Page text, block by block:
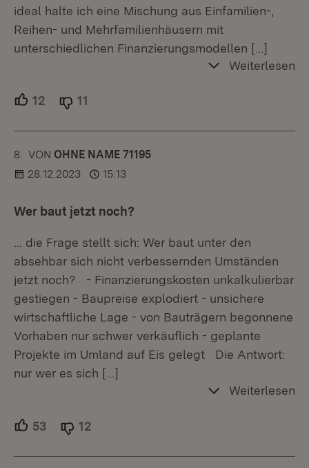
ideal halte ich eine Mischung aus Einfamilien-,
Reihen- und Mehrfamilienhäusern mit
unterschiedlichen Finanzierungsmodellen […]
Weiterlesen
12 Unterstützer.
11
8. KOMMENTAR
VON :OHNE NAME 71195
28.12.2023
15:13
Wer baut jetzt noch?
... die Frage stellt sich: Wer baut unter den
absehbar sich nicht verbessernden Umständen
jetzt noch? - Finanzierungskosten unkalkulierbar
gestiegen - Baupreise explodiert - unsichere
wirtschaftliche Lage - von Bauträgern begonnene
Vorhaben nur schwer verkäuflich - geplante
Projekte im Umland auf Eis gelegt Die Antwort:
nur wer es sich […]
Weiterlesen
53 Unterstützer.
12